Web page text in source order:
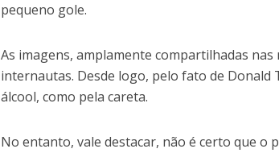
pequeno gole.
As imagens, amplamente compartilhadas
internautas. Desde logo, pelo fato de
álcool, como pela careta.
No entanto, vale destacar, não é certo que o